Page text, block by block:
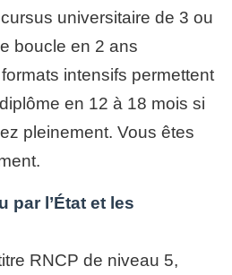
universitaire de 3 ou
boucle en 2 ans
intensifs permettent
en 12 à 18 mois si
pleinement. Vous êtes
par l’État et les
RNCP de niveau 5,